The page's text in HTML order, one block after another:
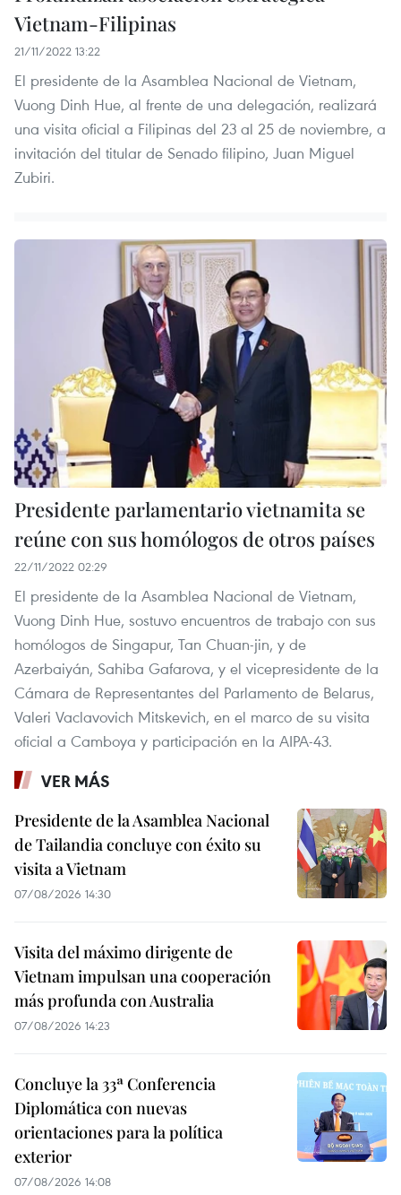
Vietnam-Filipinas
21/11/2022 13:22
El presidente de la Asamblea Nacional de Vietnam,
Vuong Dinh Hue, al frente de una delegación, realizará
una visita oficial a Filipinas del 23 al 25 de noviembre, a
invitación del titular de Senado filipino, Juan Miguel
Zubiri.
Presidente parlamentario vietnamita se
reúne con sus homólogos de otros países
22/11/2022 02:29
El presidente de la Asamblea Nacional de Vietnam,
Vuong Dinh Hue, sostuvo encuentros de trabajo con sus
homólogos de Singapur, Tan Chuan-jin, y de
Azerbaiyán, Sahiba Gafarova, y el vicepresidente de la
Cámara de Representantes del Parlamento de Belarus,
Valeri Vaclavovich Mitskevich, en el marco de su visita
oficial a Camboya y participación en la AIPA-43.
VER MÁS
Presidente de la Asamblea Nacional
de Tailandia concluye con éxito su
visita a Vietnam
07/08/2026 14:30
Visita del máximo dirigente de
Vietnam impulsan una cooperación
más profunda con Australia
07/08/2026 14:23
Concluye la 33ª Conferencia
Diplomática con nuevas
orientaciones para la política
exterior
07/08/2026 14:08